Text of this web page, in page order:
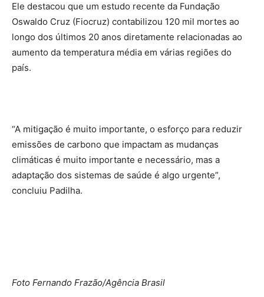
Ele destacou que um estudo recente da Fundação
Oswaldo Cruz (Fiocruz) contabilizou 120 mil mortes ao
longo dos últimos 20 anos diretamente relacionadas ao
aumento da temperatura média em várias regiões do
país.
“A mitigação é muito importante, o esforço para reduzir
emissões de carbono que impactam as mudanças
climáticas é muito importante e necessário, mas a
adaptação dos sistemas de saúde é algo urgente”,
concluiu Padilha.
Foto Fernando Frazão/Agência Brasil